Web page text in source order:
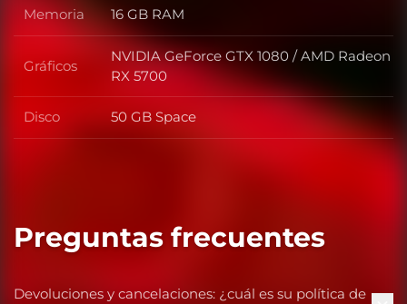
Memoria Memoria
16 GB RAM
Gráficos Gráficos
NVIDIA GeForce GTX 1080 / AMD Radeon
RX 5700
Disco Disco
50 GB Space
Preguntas frecuentes
Devoluciones y cancelaciones: ¿cuál es su política de